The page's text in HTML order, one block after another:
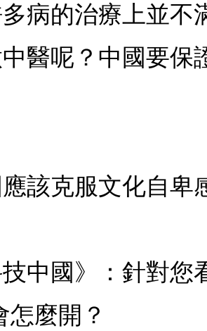
病的治療上並不
醫呢？中國要保
克服文化自卑
國》：針對您看
怎麼開？